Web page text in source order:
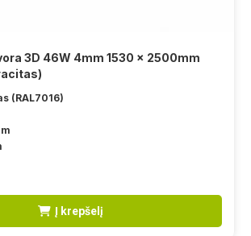
3D 46W 4mm 1530 x 2500mm
(RAL7016)
Į krepšelį